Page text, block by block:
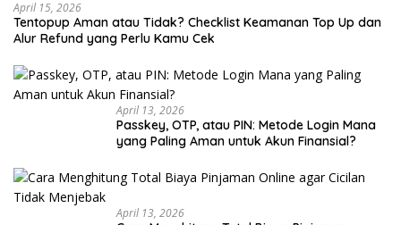
April 15, 2026
Tentopup Aman atau Tidak? Checklist Keamanan Top Up dan
Alur Refund yang Perlu Kamu Cek
April 13, 2026
Passkey, OTP, atau PIN: Metode Login Mana
yang Paling Aman untuk Akun Finansial?
April 13, 2026